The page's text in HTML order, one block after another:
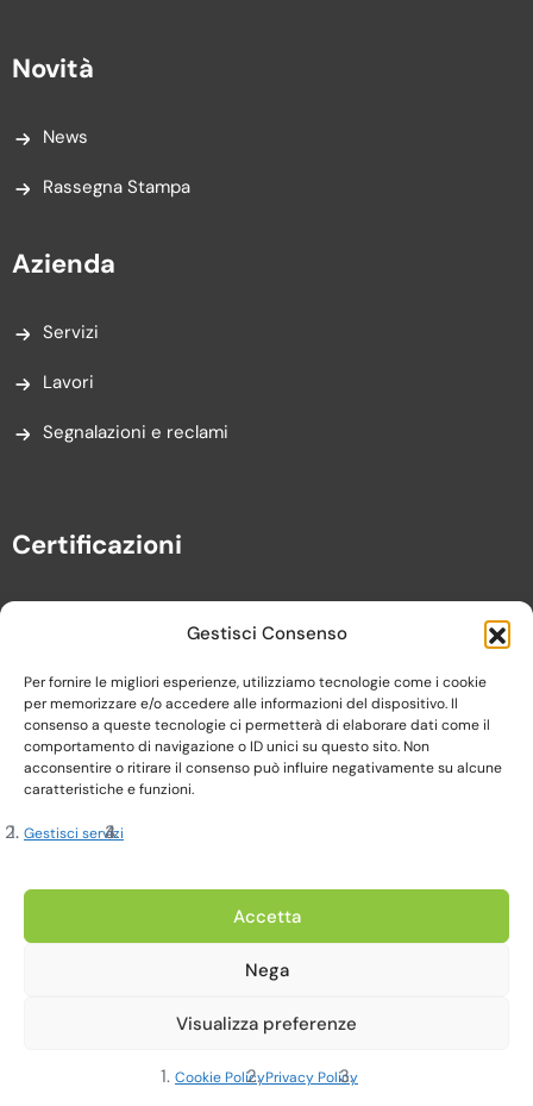
Gestisci Consenso
Per fornire le migliori esperienze, utilizziamo tecnologie come i cookie
per memorizzare e/o accedere alle informazioni del dispositivo. Il
consenso a queste tecnologie ci permetterà di elaborare dati come il
comportamento di navigazione o ID unici su questo sito. Non
acconsentire o ritirare il consenso può influire negativamente su alcune
caratteristiche e funzioni.
Gestisci servizi
Accetta
Nega
Visualizza preferenze
Cookie PolicyPrivacy Policy
Novità
News
Rassegna Stampa
Azienda
Servizi
Lavori
Segnalazioni e reclami
Certificazioni
Copyright 2023, Cardine srl. All Rights Reserved
Cookie Policy |
Realizzato da Web-Arte.it